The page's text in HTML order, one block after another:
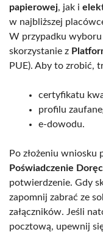
papierowej, jak i
w najbliższej
W przypadku
skorzystanie z
PUE). Aby to zrobić,
certyfikatu
profilu
e-dowodu.
Po złożeniu wniosku
Poświadczenie
potwierdzenie. Gdy
zapomnij zabrać ze
załączników. Jeśli
pocztową, upewnij